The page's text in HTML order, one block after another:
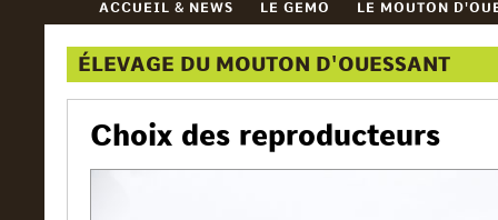
ACCUEIL & NEWS LE GEMO LE MOUTON
ÉLEVAGE DU MOUTON D'OUESSANT
Choix des reproducteurs